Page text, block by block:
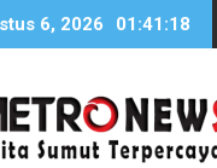
6, 2026 01:41:20